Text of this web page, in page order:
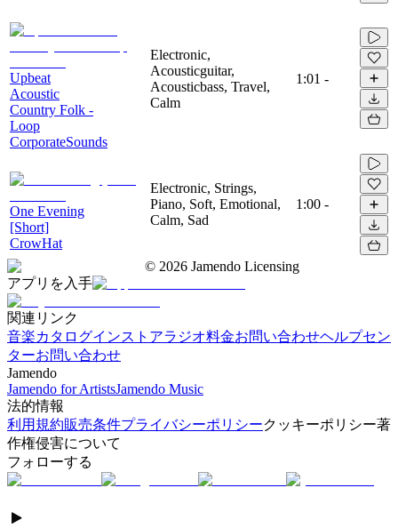
Upbeat
Acoustic
Country Folk -
Loop
CorporateSounds
Electronic,
Acousticguitar,
Acousticbass, Travel,
Calm
1:01 -
One Evening
[Short]
CrowHat
Electronic, Strings,
Piano, Soft, Emotional,
Calm, Sad
1:00 -
© 2026 Jamendo Licensing
アプリを入手
関連リンク
音楽カタログインストアラジオ料金お問い合わせヘルプセン
ターお問い合わせ
Jamendo
Jamendo for ArtistsJamendo Music
法的情報
利用規約販売条件プライバシーポリシークッキーポリシー著
作権侵害について
フォローする